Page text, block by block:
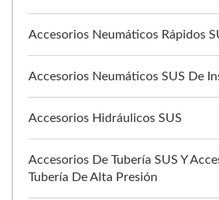
Accesorios Neumáticos Rápidos
Accesorios Neumáticos SUS De
Accesorios Hidráulicos SUS
Accesorios De Tubería SUS Y
Tubería De Alta Presión